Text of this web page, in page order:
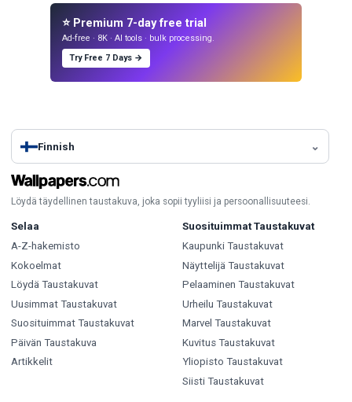
⭐ Premium 7-day free trial
Ad-free · 8K · AI tools · bulk processing.
Try Free 7 Days →
Finnish
Löydä täydellinen taustakuva, joka sopii tyyliisi ja persoonallisuuteesi.
Selaa
A-Z-hakemisto
Kokoelmat
Löydä Taustakuvat
Uusimmat Taustakuvat
Suosituimmat Taustakuvat
Päivän Taustakuva
Artikkelit
Suosituimmat Taustakuvat
Kaupunki Taustakuvat
Näyttelijä Taustakuvat
Pelaaminen Taustakuvat
Urheilu Taustakuvat
Marvel Taustakuvat
Kuvitus Taustakuvat
Yliopisto Taustakuvat
Siisti Taustakuvat